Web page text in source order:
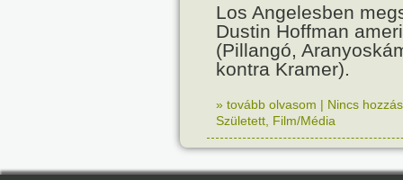
Los Angelesben
Dustin Hoffman
(Pillangó,
kontra Kramer).
» tovább olvasom | Nincs
Született Film/Média